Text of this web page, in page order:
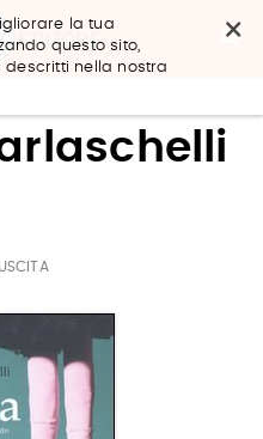
×
la tua
questo sito,
descritti nella nostra